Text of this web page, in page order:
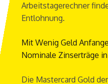
Arbeitstagerechner
Entlohnung.
Mit Wenig Geld
Nominale Zinserträge
Die Mastercard Gold